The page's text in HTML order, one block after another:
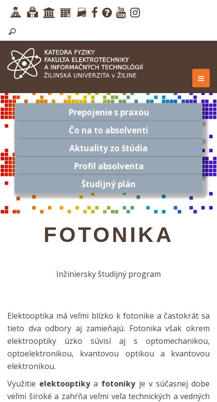
Prepojenie s praxou
Čo na to absolventi
Aktuality zo štúdia
Profil absolventa
Študijný plán
FOTONIKA
Inžiniersky študijný program
Elektooptika má veľmi blízko k fotonike a častokrát sa
tieto dva odbory aj zamieňajú. Fotonika však okrem
elektrooptiky úzko súvisí aj s optomechanikou,
optoelektronikou, kvantovou optikou a kvantovou
elektronikou.
Využitie elektooptikya fotonikyje v súčasnej dobe
veľmi široké a zahŕňa veľmi veľa technických a vedných